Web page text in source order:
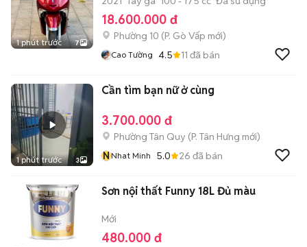
1 phút trước 7
18.600.000 đ
Phường 10 (P. Gò Vấp mới)
Cao Tường 4.5 11 đã bán
1 phút trước 3
Cần tìm bạn nữ ở cùng
3.700.000 đ
Phường Tân Quy (P. Tân Hưng mới)
NNhat Minh 5.0 26 đã bán
Sơn nội thất Funny 18L Đủ màu
Mới
480.000 đ